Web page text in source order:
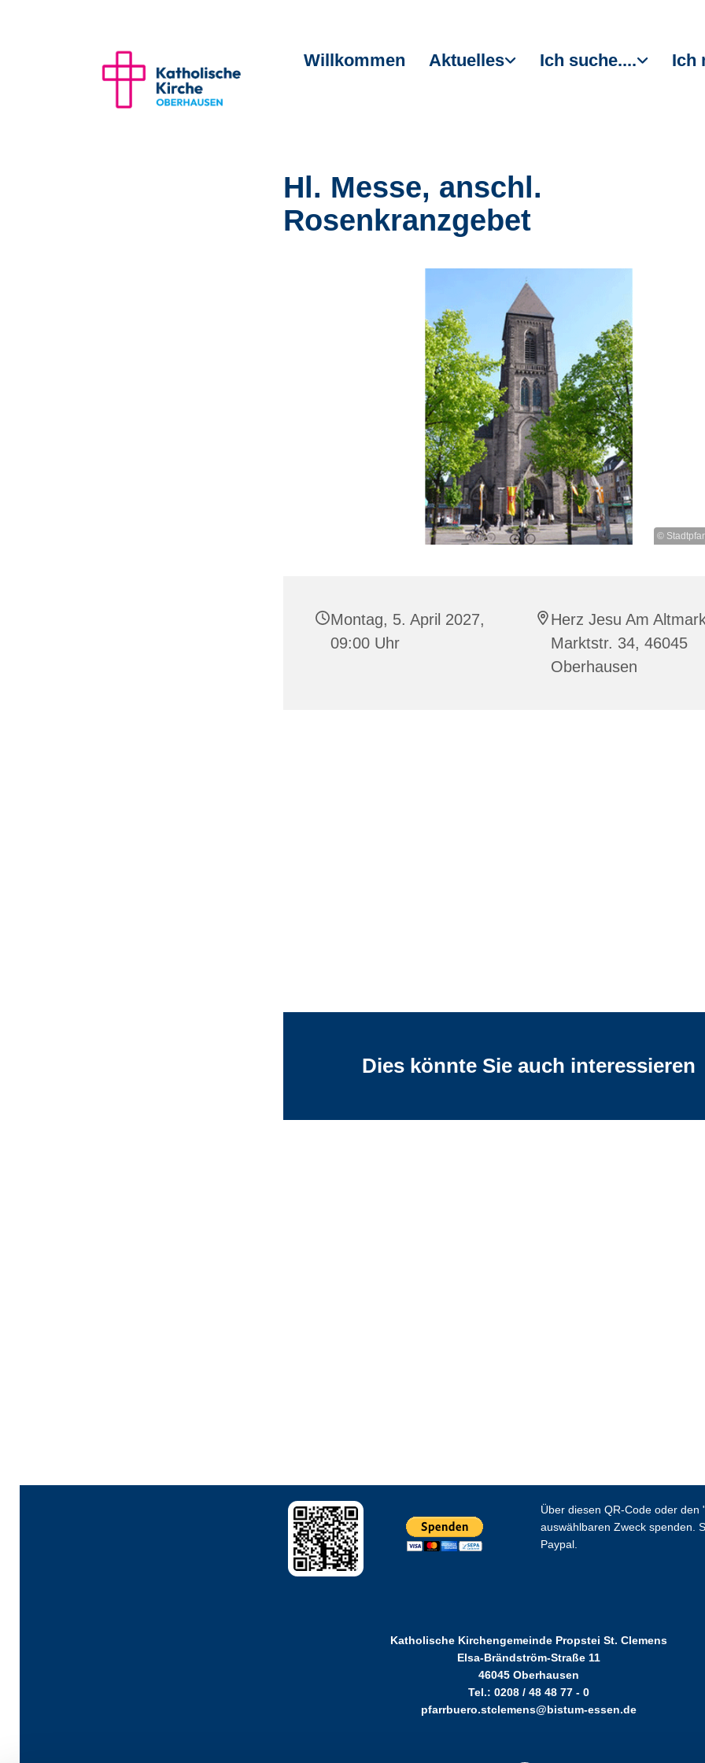
Willkommen Aktuelles Ich suche.... Ich
Hl. Messe, anschl.
Rosenkranzgebet
©
Montag, 5. April 2027,
09:00 Uhr
Herz Jesu Am
Marktstr. 34, 46045
Oberhausen
Dies könnte Sie auch interessieren
Über diesen QR-Code oder den
auswählbaren Zweck spenden.
Paypal.
Katholische Kirchengemeinde Propstei St. Clemens
Elsa-Brändström-Straße 11
46045 Oberhausen
Tel.: 0208 / 48 48 77 - 0
pfarrbuero.stclemens@bistum-essen.de